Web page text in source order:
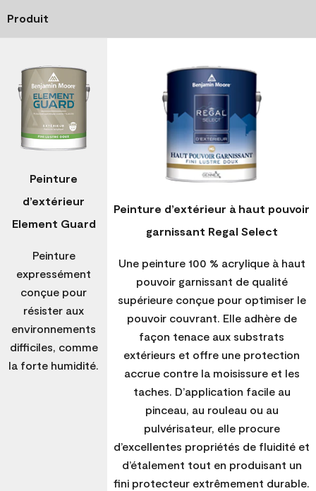
Produit
Peinture
d’extérieur
Element Guard
Peinture
expressément
conçue pour
résister aux
environnements
difficiles, comme
la forte humidité.
Peinture d’extérieur à haut pouvoir
garnissant Regal Select
Une peinture 100 % acrylique à haut
pouvoir garnissant de qualité
supérieure conçue pour optimiser le
pouvoir couvrant. Elle adhère de
façon tenace aux substrats
extérieurs et offre une protection
accrue contre la moisissure et les
taches. D’application facile au
pinceau, au rouleau ou au
pulvérisateur, elle procure
d’excellentes propriétés de fluidité et
d’étalement tout en produisant un
fini protecteur extrêmement durable.